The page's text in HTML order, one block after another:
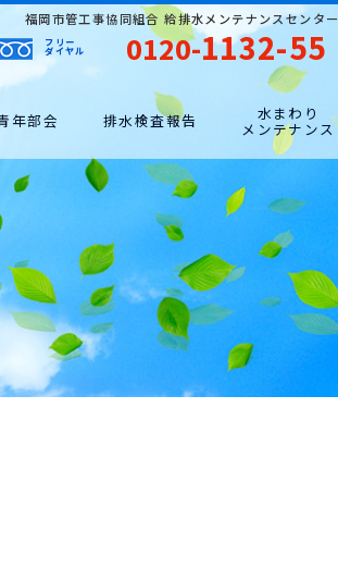
福岡市管工事協同組合 給排水メンテナンスセンター
フリー
ダイヤル 0120-1132-55
年部会 排水検査報告 水まわり
メンテナンス